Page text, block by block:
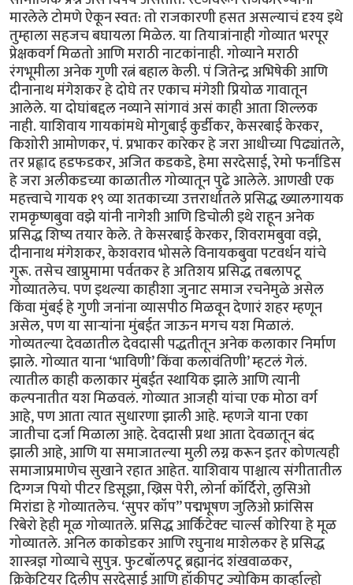
मारलेले टोमणे ऐकून स्वत: तो राजकारणी हसत असल्याचं दृश्य इथे
तुम्हाला सहजच बघायला मिळेल. या तियात्रांनाही गोव्यात भरपूर
प्रेक्षकवर्ग मिळतो आणि मराठी नाटकांनाही. गोव्याने मराठी
रंगभूमीला अनेक गुणी रत्नं बहाल केली. पं जितेन्द्र अभिषेकी आणि
दीनानाथ मंगेशकर हे दोघे तर एकाच मंगेशी प्रियोळ गावातून
आलेले. या दोघांबद्दल नव्याने सांगावं असं काही आता शिल्लक
नाही. याशिवाय गायकांमधे मोगुबाई कुर्डीकर, केसरबाई केरकर,
किशोरी आमोणकर, पं. प्रभाकर कारेकर हे जरा आधीच्या पिढ्यांतले,
तर प्रह्लाद हडफडकर, अजित कडकडे, हेमा सरदेसाई, रेमो फर्नांडिस
हे जरा अलीकडच्या काळातील गोव्यातून पुढे आलेले. आणखी एक
महत्त्वाचे गायक १९ व्या शतकाच्या उत्तरार्धातले प्रसिद्ध ख्यालगायक
रामकृष्णबुवा वझे यांनी नागेशी आणि डिचोली इथे राहून अनेक
प्रसिद्ध शिष्य तयार केले. ते केसरबाई केरकर, शिवरामबुवा वझे,
दीनानाथ मंगेशकर, केशवराव भोसले विनायकबुवा पटवर्धन यांचे
गुरू. तसेच खाप्रुमामा पर्वतकर हे अतिशय प्रसिद्ध तबलापटू
गोव्यातलेच. पण इथल्या काहीशा जुनाट समाज रचनेमुळे असेल
किंवा मुंबई हे गुणी जनांना व्यासपीठ मिळवून देणारं शहर म्हणून
असेल, पण या सार्‍यांना मुंबईत जाऊन मगच यश मिळालं.
गोव्यतल्या देवळातील देवदासी पद्धतीतून अनेक कलाकार निर्माण
झाले. गोव्यात याना ‘भाविणी’ किंवा कलावंतिणी’ म्हटलं गेलं.
त्यातील काही कलाकार मुंबईत स्थायिक झाले आणि त्यानी
कल्पनातीत यश मिळवलं. गोव्यात आजही यांचा एक मोठा वर्ग
आहे, पण आता त्यात सुधारणा झाली आहे. म्हणजे याना एका
जातीचा दर्जा मिळाला आहे. देवदासी प्रथा आता देवळातून बंद
झाली आहे, आणि या समाजातल्या मुली लग्न करून इतर कोणत्यही
समाजाप्रमाणेच सुखाने रहात आहेत. याशिवाय पाश्चात्य संगीतातील
दिग्गज पियो पीटर डिसूझा, ख्रिस पेरी, लोर्ना कॉर्दिरो, लुसिओ
मिरांडा हे गोव्यातलेच. ‘सुपर कॉप” पद्मभूषण जुलिओ फ्रांसिस
रिबेरो हेही मूळ गोव्यातले. प्रसिद्ध आर्किटेक्ट चार्ल्स कोरिया हे मूळ
गोव्यातले. अनिल काकोडकर आणि रघुनाथ माशेलकर हे प्रसिद्ध
शास्त्रज्ञ गोव्याचे सुपुत्र. फुटबॉलपटू ब्रह्मानंद शंखवाळकर,
क्रिकेटियर दिलीप सरदेसाई आणि हॉकीपटू ज्योकिम कार्व्हाल्हो